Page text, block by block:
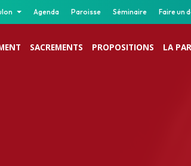
Agenda Paroisse Séminaire Faire un
SACREMENTS PROPOSITIONS LA